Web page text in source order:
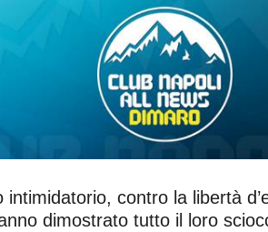
intimidatorio, contro la libertà
dimostrato tutto il loro